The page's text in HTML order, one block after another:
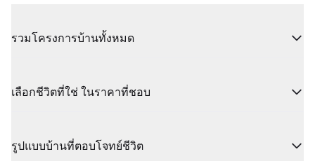
รวมโครงการบ้านทั้งหมด
เลือกชีวิตที่ใช่ ในราคาที่ชอบ
รูปแบบบ้านที่ตอบโจทย์ชีวิต